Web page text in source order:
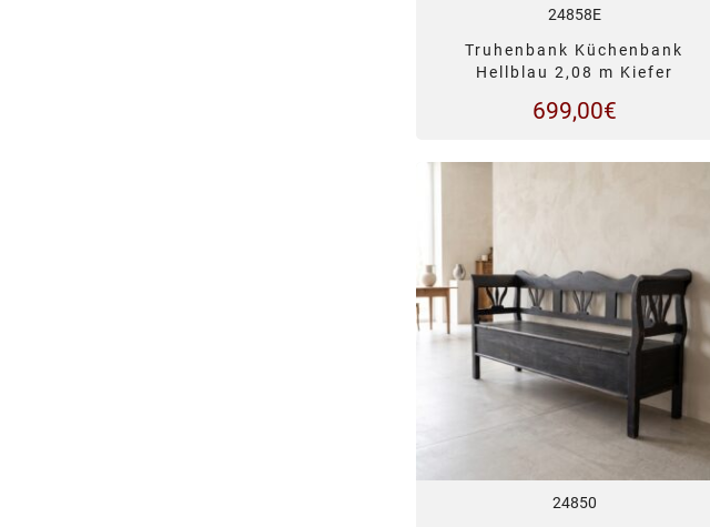
24858E
Truhenbank Küchenbank
Hellblau 2,08 m Kiefer
699,00€
24850